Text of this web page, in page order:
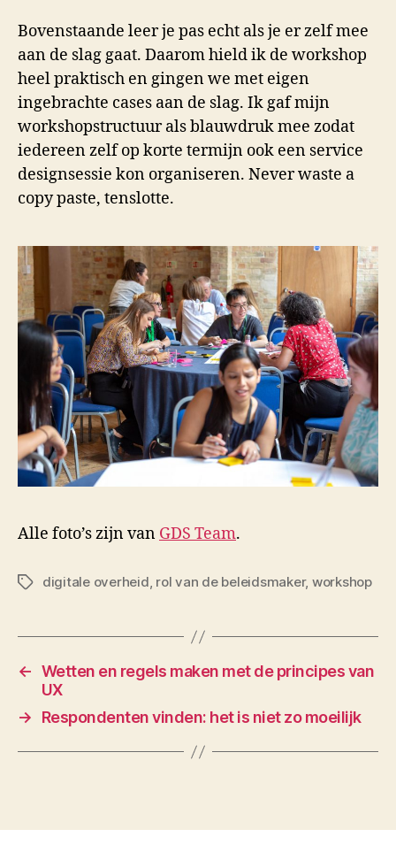
Bovenstaande leer je pas echt als je er zelf mee
aan de slag gaat. Daarom hield ik de workshop
heel praktisch en gingen we met eigen
ingebrachte cases aan de slag. Ik gaf mijn
workshopstructuur als blauwdruk mee zodat
iedereen zelf op korte termijn ook een service
designsessie kon organiseren. Never waste a
copy paste, tenslotte.
Alle foto’s zijn van GDS Team.
Tagsdigitale overheid, rol van de beleidsmaker, workshop
← Wetten en regels maken met de principes van
UX
→
Respondenten vinden: het is niet zo moeilijk